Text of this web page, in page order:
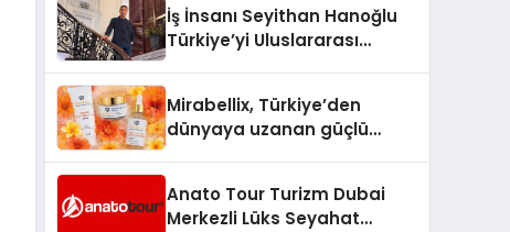
İş İnsanı Seyithan Hanoğlu
Türkiye’yi Uluslararası
Mirabellix, Türkiye’den
dünyaya uzanan güçlü
Anato Tour Turizm Dubai
Merkezli Lüks Seyahat